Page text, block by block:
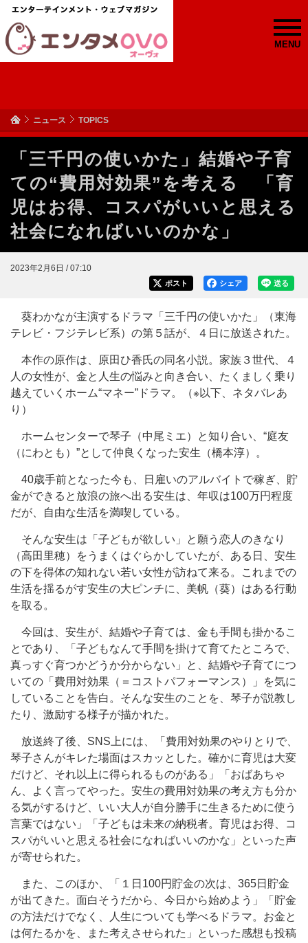
MENU
ニュース TOPICS
「三千円の使いかた」結婚や子育
ての“費用対効果”を考える 「育
児はお得、コスパがいいと思える
社会になればいいのかな」
2023年2月6日 / 07:10
送る
シェア
ポスト
葵わかなが主演するドラマ「三千円の使いかた」（東海
テレビ・フジテレビ系）の第５話が、４日に放送された。
本作の原作は、原田ひ香氏の同名小説。家族３世代、４
人の女性が、金と人生の悩みと向き合い、たくましく乗り
越えていくホーム“マネー”ドラマ。（※以下、ネタバレあ
り）
ホームセンターで琴子（中尾ミエ）と知り合い、“庭友
（にわとも）”として仲良くなった安生（橋本淳）。
40歳手前となった今も、日雇いのアルバイトで稼ぎ、貯
金ができると放浪の旅へ出る安生は、年収は100万円程度
だが、自由な生活を満喫している。
そんな安生は「子どもが欲しい」と願う恋人のきなり
（高田里穂）をうまくはぐらかしていたが、ある日、安生
の下を得体の知れない若い女性が訪ねて来る。これまでの
生活を揺るがす安生の大ピンチに、美帆（葵）はある行動
を取る。
今回は、安生が、結婚や子育ては、金も手間も掛かるこ
とであり、「子どもなんて手間を掛けて育てたところで、
真っすぐ育つかどうか分からない」と、結婚や子育てにつ
いての「費用対効果（＝コストパフォーマンス）」を気に
していることを告白。そんな安生のことを、琴子が説教し
たり、激励する様子が描かれた。
放送終了後、SNS上には、「費用対効果のやりとりで、
琴子さんがキレた場面はスカッとした。確かに育児は大変
だけど、それ以上に得られるものがある」「おばあちゃ
ん、よく言ってやった。安生の費用対効果の考え方も分か
る気がするけど、いい大人が自分勝手に生きるために使う
言葉ではない」「子どもは未来の納税者。育児はお得、コ
スパがいいと思える社会になればいいのかな」といった声
が寄せられた。
また、このほか、「１日100円貯金の次は、365日貯金
が出てきた。面白そうだから、今日から始めよう」「貯金
の方法だけでなく、人生についても学べるドラマ。お金と
は何たるかを、また考えさせられた」といった感想も投稿